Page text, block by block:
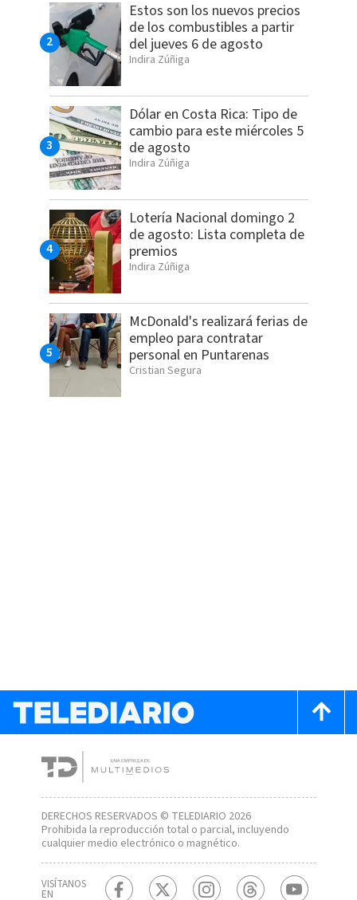
Estos son los nuevos precios
de los combustibles a partir
del jueves 6 de agosto
Indira Zúñiga
Dólar en Costa Rica: Tipo de
cambio para este miércoles 5
de agosto
Indira Zúñiga
Lotería Nacional domingo 2
de agosto: Lista completa de
premios
Indira Zúñiga
McDonald's realizará ferias de
empleo para contratar
personal en Puntarenas
Cristian Segura
DERECHOS RESERVADOS © TELEDIARIO 2026
Prohibida la reproducción total o parcial, incluyendo
cualquier medio electrónico o magnético.
VISÍTANOS
EN